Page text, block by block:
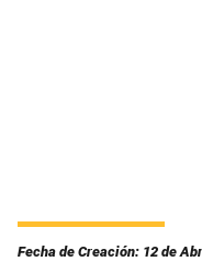
Fecha de Creación: 12 de